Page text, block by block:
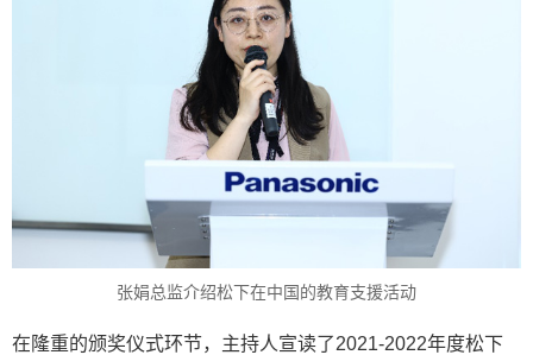
张娟总监介绍松下在中国的教育支援活动
在隆重的颁奖仪式环节，主持人宣读了2021-2022年度松下